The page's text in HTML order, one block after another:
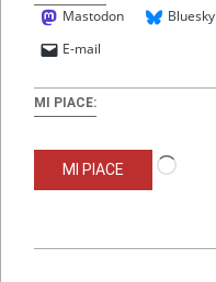
Mastodon Bluesky
E-mail
MI PIACE:
MI PIACE